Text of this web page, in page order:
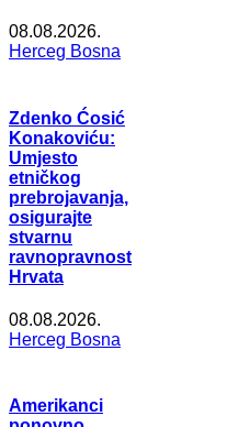
08.08.2026.
Herceg Bosna
Zdenko Ćosić
Konakoviću:
Umjesto
etničkog
prebrojavanja,
osigurajte
stvarnu
ravnopravnost
Hrvata
08.08.2026.
Herceg Bosna
Amerikanci